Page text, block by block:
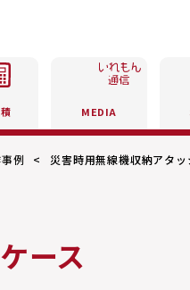
MEDIA
例 災害時用無線機収納アタッ
ース